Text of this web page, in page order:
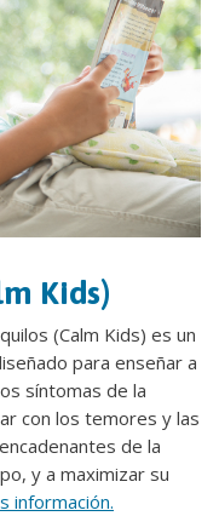
Kids)
(Calm Kids) es un
para enseñar a
síntomas de la
con los temores y las
de la
y a maximizar su
información.